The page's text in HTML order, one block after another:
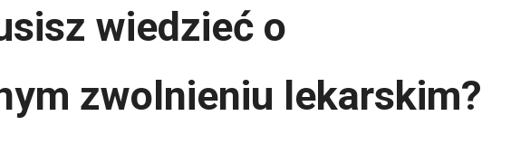
wiedzieć o
zwolnieniu lekarskim?